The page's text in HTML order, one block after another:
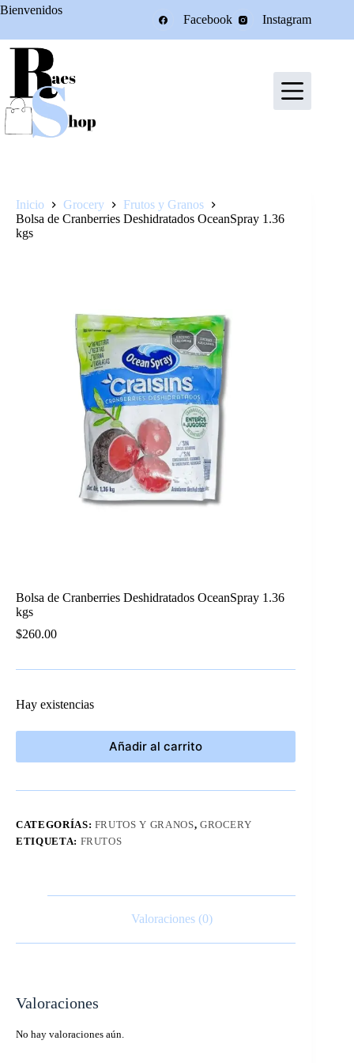
Saltar
Bienvenidos
Facebook Instagram
Inicio Grocery
Frutos y Granos
Bolsa de Cranberries Deshidratados OceanSpray 1.36
kgs
Bolsa de Cranberries Deshidratados OceanSpray 1.36
kgs
$260.00
Hay existencias
Añadir al carrito
CATEGORÍAS: FRUTOS Y GRANOS, GROCERY
ETIQUETA: FRUTOS
Valoraciones (0)
Valoraciones
No hay valoraciones aún.